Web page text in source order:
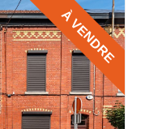
À VENDRE